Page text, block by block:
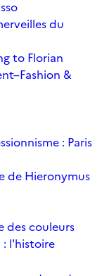
du
to Florian
&
: Paris
de Hieronymus
des couleurs
: l'histoire